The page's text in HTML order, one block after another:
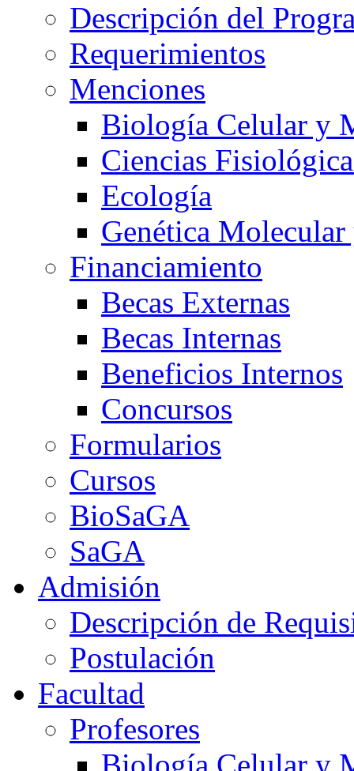
Descripción del
Requerimientos
Menciones
Biología Celular y
Ciencias
Ecología
Genética
Financiamiento
Becas Externas
Becas Internas
Beneficios Internos
Concursos
Formularios
Cursos
BioSaGA
SaGA
Admisión
Descripción de
Postulación
Facultad
Profesores